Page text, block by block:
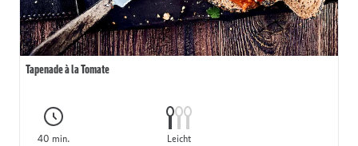
Tapenade à la Tomate
40 min. Leicht